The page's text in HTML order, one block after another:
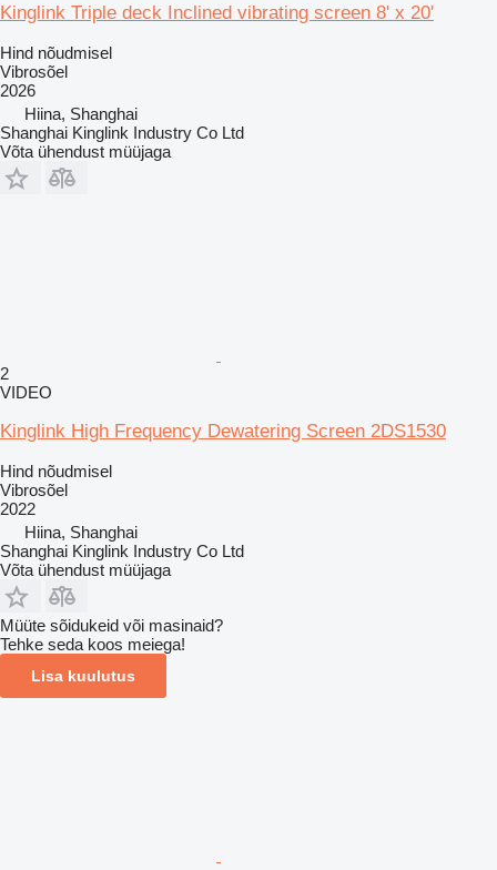
Kinglink Triple deck Inclined vibrating screen 8' x 20'
Hind nõudmisel
Vibrosõel
2026
Hiina, Shanghai
Shanghai Kinglink Industry Co Ltd
Võta ühendust müüjaga
2
VIDEO
Kinglink High Frequency Dewatering Screen 2DS1530
Hind nõudmisel
Vibrosõel
2022
Hiina, Shanghai
Shanghai Kinglink Industry Co Ltd
Võta ühendust müüjaga
Müüte sõidukeid või masinaid?
Tehke seda koos meiega!
Lisa kuulutus